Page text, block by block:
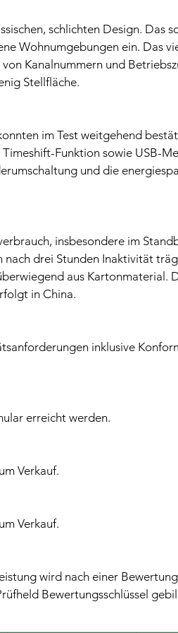
schlichten Design. Das
Wohnumgebungen ein. Das
Kanalnummern und
Stellfläche.
im Test weitgehend
Funktion sowie USB-
und die
insbesondere im
drei Stunden Inaktivität
aus Kartonmaterial.
in China.
inklusive
erreicht werden.
Verkauf.
Verkauf.
wird nach einer
Bewertungsschlüssel